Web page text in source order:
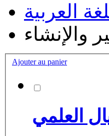
العربية
والإنشاء
Ajouter au panier
العلمي